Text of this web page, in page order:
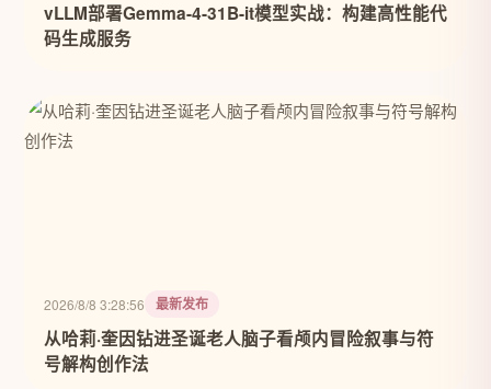
vLLM部署Gemma-4-31B-it模型实战：构建高性能代
码生成服务
2026/8/8 3:28:56 最新发布
从哈莉·奎因钻进圣诞老人脑子看颅内冒险叙事与符
号解构创作法